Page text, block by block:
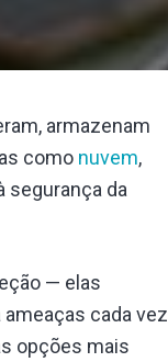
armazenam
como nuvem,
segurança da
— elas
ameaças cada vez
opções mais